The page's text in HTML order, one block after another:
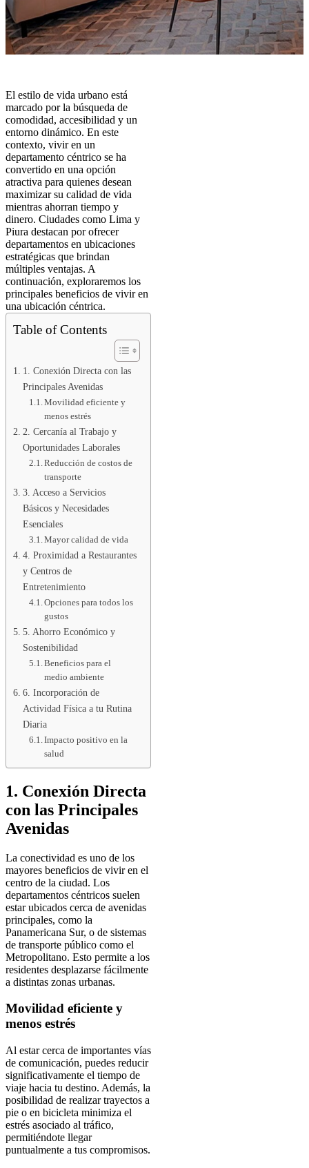
El estilo de vida urbano está
marcado por la búsqueda de
comodidad, accesibilidad y un
entorno dinámico. En este
contexto, vivir en un
departamento céntrico se ha
convertido en una opción
atractiva para quienes desean
maximizar su calidad de vida
mientras ahorran tiempo y
dinero. Ciudades como Lima y
Piura destacan por ofrecer
departamentos en ubicaciones
estratégicas que brindan
múltiples ventajas. A
continuación, exploraremos los
principales beneficios de vivir en
una ubicación céntrica.
Table of Contents
1. Conexión Directa con las
Principales Avenidas
Movilidad eficiente y
menos estrés
2. Cercanía al Trabajo y
Oportunidades Laborales
Reducción de costos de
transporte
3. Acceso a Servicios
Básicos y Necesidades
Esenciales
Mayor calidad de vida
4. Proximidad a Restaurantes
y Centros de
Entretenimiento
Opciones para todos los
gustos
5. Ahorro Económico y
Sostenibilidad
Beneficios para el
medio ambiente
6. Incorporación de
Actividad Física a tu Rutina
Diaria
Impacto positivo en la
salud
1. Conexión Directa
con las Principales
Avenidas
La conectividad es uno de los
mayores beneficios de vivir en el
centro de la ciudad. Los
departamentos céntricos suelen
estar ubicados cerca de avenidas
principales, como la
Panamericana Sur, o de sistemas
de transporte público como el
Metropolitano. Esto permite a los
residentes desplazarse fácilmente
a distintas zonas urbanas.
Movilidad eficiente y
menos estrés
Al estar cerca de importantes vías
de comunicación, puedes reducir
significativamente el tiempo de
viaje hacia tu destino. Además, la
posibilidad de realizar trayectos a
pie o en bicicleta minimiza el
estrés asociado al tráfico,
permitiéndote llegar
puntualmente a tus compromisos.